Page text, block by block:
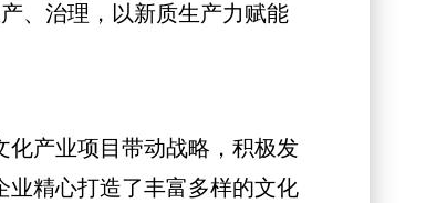
、治理，以新质生产力赋能
产业项目带动战略，积极发
业精心打造了丰富多样的文化